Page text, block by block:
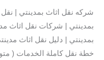
شركه نقل اثاث بمدينتي |
بمدينتي | شركات نقل اثاث
بمدينتي | دليل نقل اثاث
خطة نقل كاملة الخدمات (